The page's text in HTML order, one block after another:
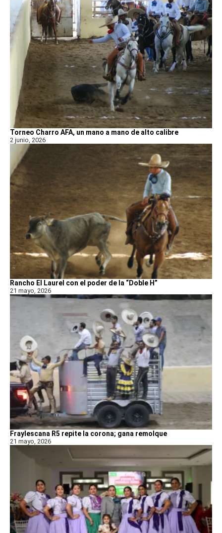
Torneo Charro AFA, un mano a mano de alto calibre
2 junio, 2026
Rancho El Laurel con el poder de la “Doble H”
21 mayo, 2026
Fraylescana R5 repite la corona; gana remolque
21 mayo, 2026